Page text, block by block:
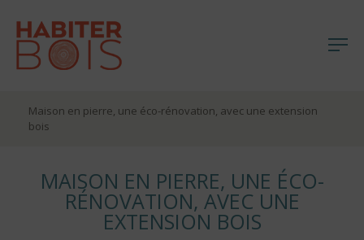
Maison en pierre, une éco-rénovation, avec une extension
bois
MAISON EN PIERRE, UNE ÉCO-
RÉNOVATION, AVEC UNE
EXTENSION BOIS